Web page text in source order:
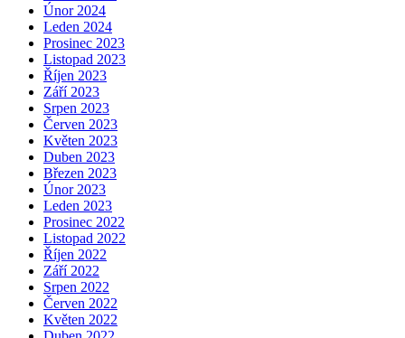
Únor 2024
Leden 2024
Prosinec 2023
Listopad 2023
Říjen 2023
Září 2023
Srpen 2023
Červen 2023
Květen 2023
Duben 2023
Březen 2023
Únor 2023
Leden 2023
Prosinec 2022
Listopad 2022
Říjen 2022
Září 2022
Srpen 2022
Červen 2022
Květen 2022